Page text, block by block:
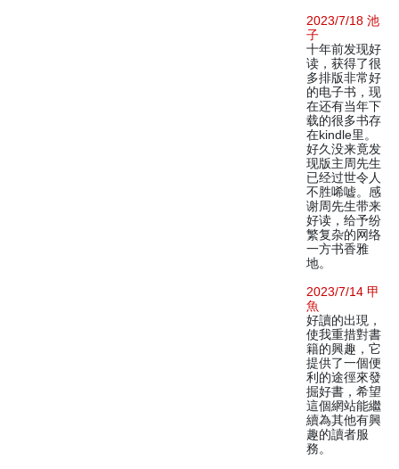
2023/7/18 池
子
十年前发现好
读，获得了很
多排版非常好
的电子书，现
在还有当年下
载的很多书存
在kindle里。
好久没来竟发
现版主周先生
已经过世令人
不胜唏嘘。感
谢周先生带来
好读，给予纷
繁复杂的网络
一方书香雅
地。
2023/7/14 甲
魚
好讀的出現，
使我重措對書
籍的興趣，它
提供了一個便
利的途徑來發
掘好書，希望
這個網站能繼
續為其他有興
趣的讀者服
務。